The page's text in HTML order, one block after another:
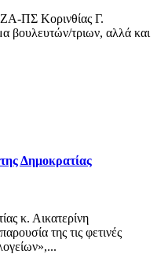
ΠΣ Κορινθίας Γ.
βουλευτών/τριων, αλλά και
Δημοκρατίας
κ. Αικατερίνη
της τις φετινές